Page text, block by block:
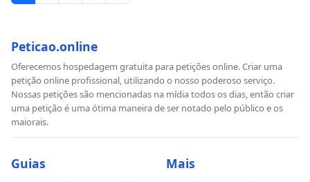
Peticao.online
Oferecemos hospedagem gratuita para petições online. Criar uma
petição online profissional, utilizando o nosso poderoso serviço.
Nossas petições são mencionadas na mídia todos os dias, então criar
uma petição é uma ótima maneira de ser notado pelo público e os
maiorais.
Guias Mais